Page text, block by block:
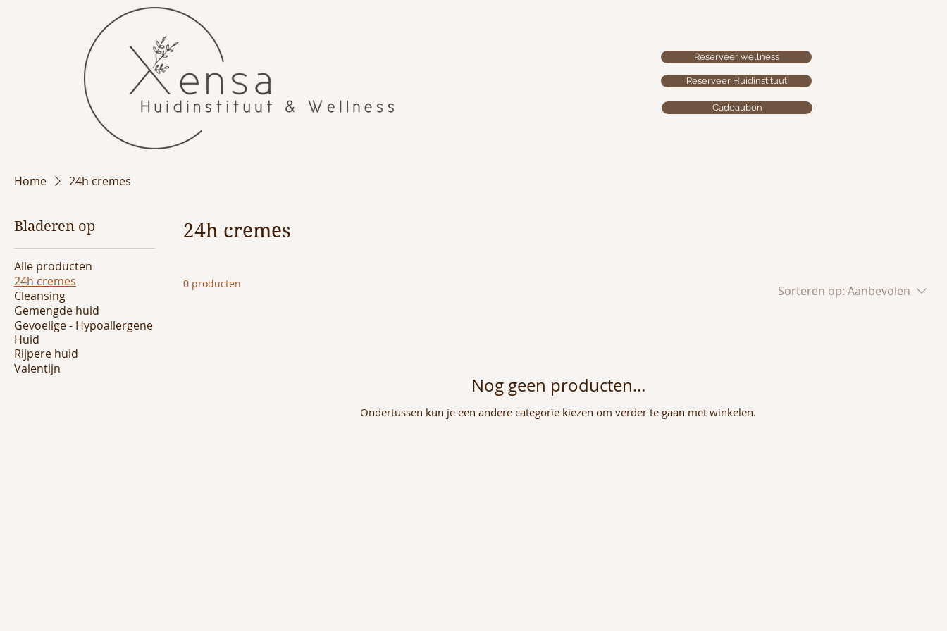
Reserveer wellness
Reserveer Huidinstituut
Cadeaubon
Home 24h cremes
Bladeren op
Alle producten
24h cremes
Cleansing
Gemengde huid
Gevoelige - Hypoallergene
Huid
Rijpere huid
Valentijn
24h cremes
0 producten Sorteren op: Aanbevolen
Nog geen producten...
Ondertussen kun je een andere categorie kiezen om verder te gaan met winkelen.